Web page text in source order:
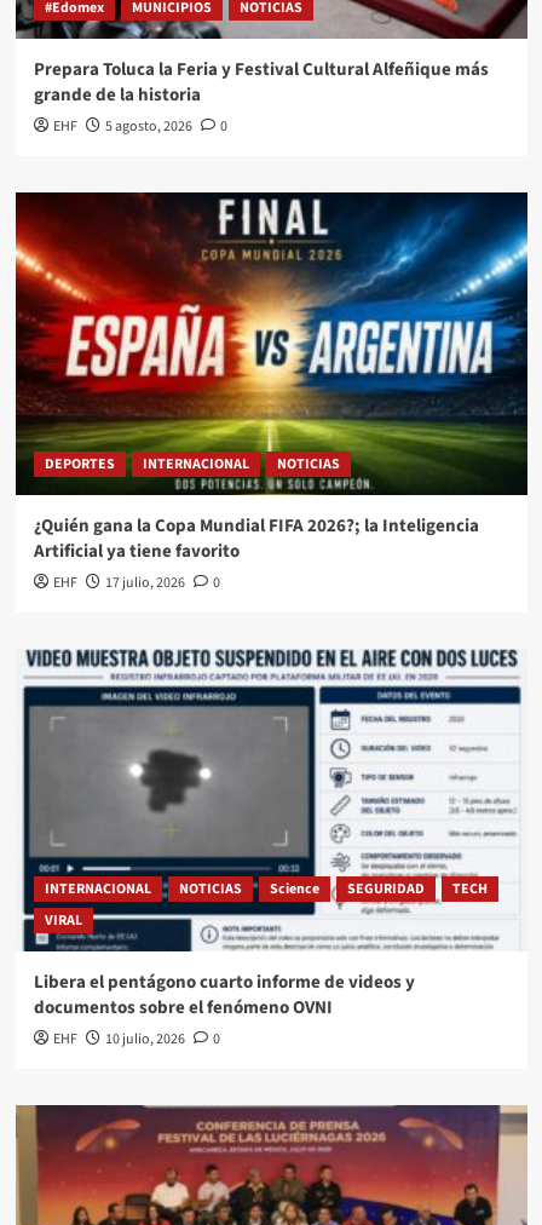
#Edomex MUNICIPIOS NOTICIAS
Prepara Toluca la Feria y Festival Cultural Alfeñique más
grande de la historia
EHF 5 agosto, 2026 0
DEPORTES INTERNACIONAL NOTICIAS
¿Quién gana la Copa Mundial FIFA 2026?; la Inteligencia
Artificial ya tiene favorito
EHF 17 julio, 2026 0
INTERNACIONAL NOTICIAS Science SEGURIDAD
TECH
VIRAL
Libera el pentágono cuarto informe de videos y
documentos sobre el fenómeno OVNI
EHF 10 julio, 2026 0